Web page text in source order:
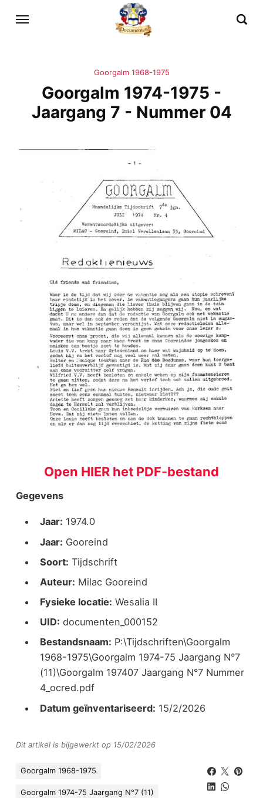
Goorgalm 1968-1975
Goorgalm 1974-1975 -
Jaargang 7 - Nummer 04
Open HIER het PDF-bestand
Gegevens
Jaar: 1974.0
Jaar: Gooreind
Soort: Tijdschrift
Auteur: Milac Gooreind
Fysieke locatie: Wesalia II
UID: documenten_000152
Bestandsnaam: P:\Tijdschriften\Goorgalm
1968-1975\Goorgalm 1974-75 Jaargang N°7
(11)\Goorgalm 197407 Jaargang N°7 Nummer
4_ocred.pdf
Datum geïnventariseerd: 15/2/2026
Dit artikel is bijgewerkt op 15/02/2026
Goorgalm 1968-1975
Goorgalm 1974-75 Jaargang N°7 (11)